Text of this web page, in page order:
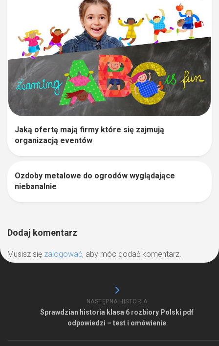
Jaką ofertę mają firmy które się zajmują
organizacją eventów
Ozdoby metalowe do ogrodów wyglądające
niebanalnie
Dodaj komentarz
Musisz się zalogować, aby móc dodać komentarz.
NASTĘPNA HISTORIA
Sprawdzian historia klasa 6 rozbiory Polski pdf
odpowiedzi – test i omówienie